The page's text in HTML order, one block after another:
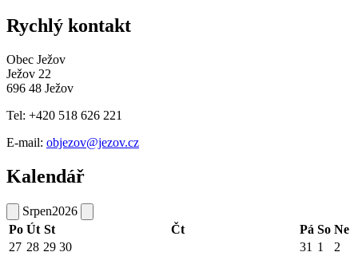
Rychlý kontakt
Obec Ježov
Ježov 22
696 48 Ježov
Tel: +420 518 626 221
E-mail: objezov@jezov.cz
Kalendář
Srpen2026
Po Út St Čt Pá So Ne
27 28 29 30 31 1 2